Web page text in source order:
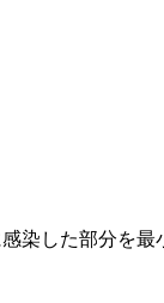
した部分を最